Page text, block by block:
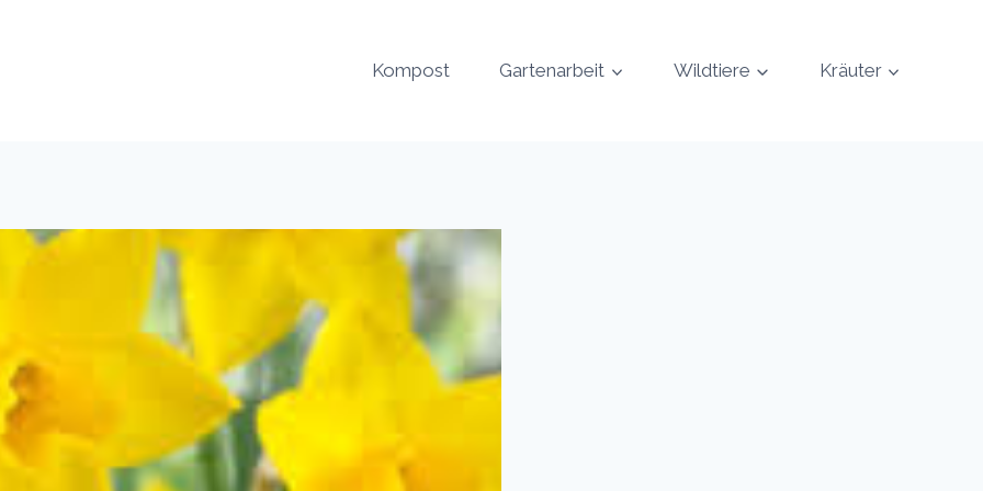
Kompost Gartenarbeit Wildtiere Kräuter